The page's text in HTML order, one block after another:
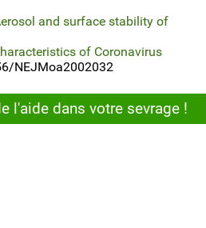
and surface stability of
of Coronavirus
NEJMoa2002032
l'aide dans votre sevrage !